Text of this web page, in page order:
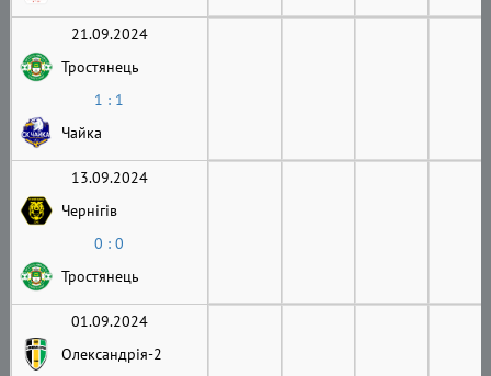
21.09.2024
Тростянець
1 : 1
Чайка
13.09.2024
Чернігів
0 : 0
Тростянець
01.09.2024
Олександрія-2